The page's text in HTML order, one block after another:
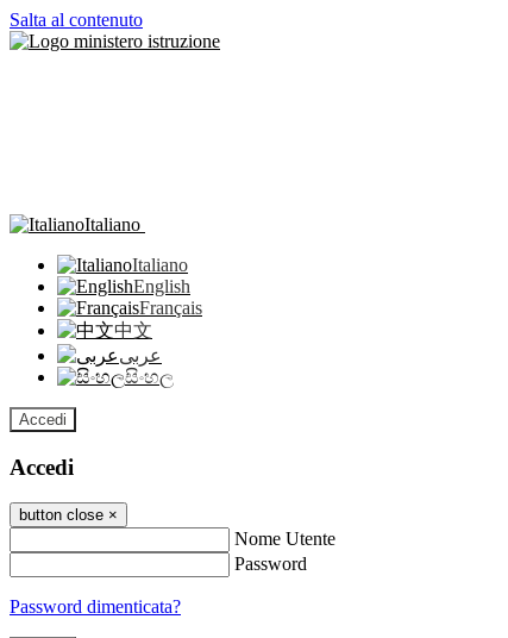
Salta al contenuto
Italiano
Italiano
English
Français
中文
عربى
සිංහල
Accedi
Accedi
button close ×
Nome Utente
Password
Password dimenticata?